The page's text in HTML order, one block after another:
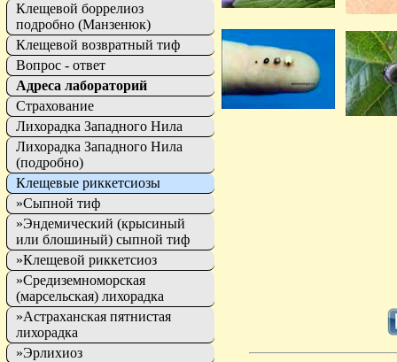
Клещевой боррелиоз
подробно (Манзенюк)
Клещевой возвратный тиф
Вопрос - ответ
Адреса лабораторий
Страхование
Лихорадка Западного Нила
Лихорадка Западного Нила
(подробно)
Клещевые риккетсиозы
»Сыпной тиф
»Эндемический (крысиный
или блошиный) сыпной тиф
»Клещевой риккетсиоз
»Средиземноморская
(марсельская) лихорадка
»Астраханская пятнистая
лихорадка
»Эрлихиоз